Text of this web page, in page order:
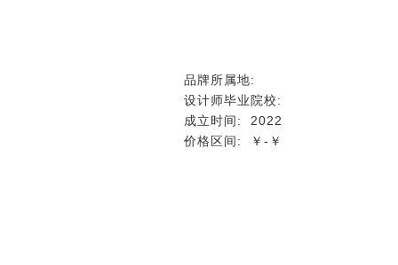
品牌所属地:
设计师毕业院校:
成立时间:
2022
价格区间:
￥-￥